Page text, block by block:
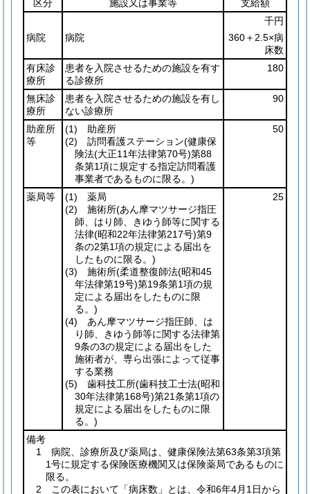
区分
施設又は事業等
支給額
千円
病院
病院
360＋2.5×病
床数
有床診
療所
患者を入院させるための施設を有す
る診療所
180
無床診
療所
患者を入院させるための施設を有し
ない診療所
90
助産所
等
(1) 助産所
(2) 訪問看護ステーション(健康保
険法(大正11年法律第70号)第88
条第1項に規定する指定訪問看護
事業者であるものに限る。)
50
薬局等 (1) 薬局
(2) 施術所(あん摩マツサージ指圧
師、はり師、きゆう師等に関する
法律(昭和22年法律第217号)第9
条の2第1項の規定による届出を
したものに限る。)
(3) 施術所(柔道整復師法(昭和45
年法律第19号)第19条第1項の規
定による届出をしたものに限
る。)
(4) あん摩マツサージ指圧師、は
り師、きゆう師等に関する法律第
9条の3の規定による届出をした
施術者が、専ら出張によって従事
する業務
(5) 歯科技工所(歯科技工士法(昭和
30年法律第168号)第21条第1項の
規定による届出をしたものに限
る。)
25
備考
1 病院、診療所及び薬局は、健康保険法第63条第3項第
1号に規定する保険医療機関又は保険薬局であるものに
限る。
2 この表において「病床数」とは、令和6年4月1日から